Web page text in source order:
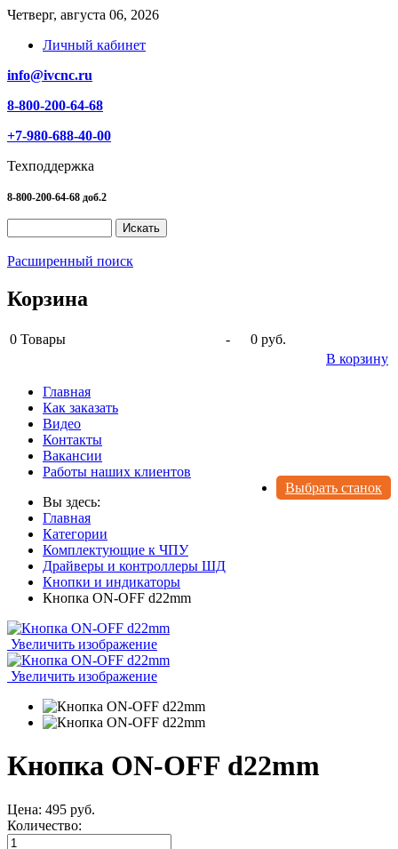
Четверг, августа 06, 2026
Личный кабинет
info@ivcnc.ru
8-800-200-64-68
+7-980-688-40-00
Техподдержка
8-800-200-64-68 доб.2
Расширенный поиск
Корзина
0 Товары -
0 руб.
В корзину
Главная
Как заказать
Видео
Контакты
Вакансии
Работы наших клиентов
Выбрать станок
Вы здесь:
Главная
Категории
Комплектующие к ЧПУ
Драйверы и контроллеры ШД
Кнопки и индикаторы
Кнопка ON-OFF d22mm
Увеличить изображение
Увеличить изображение
Кнопка ON-OFF d22mm
Цена: 495 руб.
Количество: